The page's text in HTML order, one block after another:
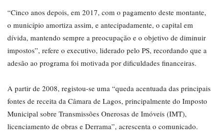
“Cinco anos depois, em 2017, com o pagamento deste montante,
o município amortiza assim, e antecipadamente, o capital em
dívida, mantendo sempre a preocupação e o objetivo de diminuir
impostos”, refere o executivo, liderado pelo PS, recordando que a
adesão ao programa foi motivada por dificuldades financeiras.
A partir de 2008, registou-se uma “queda acentuada das principais
fontes de receita da Câmara de Lagos, principalmente do Imposto
Municipal sobre Transmissões Onerosas de Imóveis (IMT),
licenciamento de obras e Derrama”, acrescenta o comunicado.